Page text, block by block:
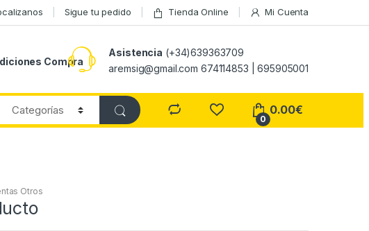
Sigue tu pedido Tienda Online Mi Cuenta
Compra
Asistencia (+34)639363709
aremsig@gmail.com 674114853 | 695905001
0
0.00€
Otros